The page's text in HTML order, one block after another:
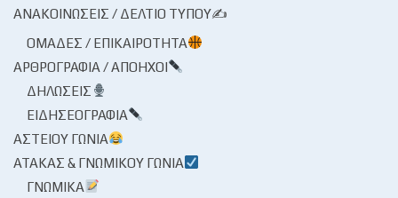
ΑΝΑΚΟΙΝΏΣΕΙΣ / ΔΕΛΤΊΟ ΤΎΠΟΥ✍
ΟΜΆΔΕΣ / ΕΠΙΚΑΙΡΌΤΗΤΑ
ΑΡΘΡΟΓΡΑΦΊΑ / ΑΠΌΗΧΟΙ
ΔΗΛΏΣΕΙΣ
ΕΙΔΗΣΕΟΓΡΑΦΊΑ
ΑΣΤΕΊΟΥ ΓΩΝΊΑ
ΑΤΆΚΑΣ & ΓΝΩΜΙΚΟΎ ΓΩΝΊΑ
ΓΝΩΜΙΚΆ